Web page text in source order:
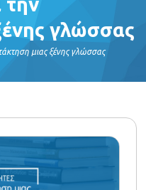
γλώσσας
μιας ξένης γλώσσας